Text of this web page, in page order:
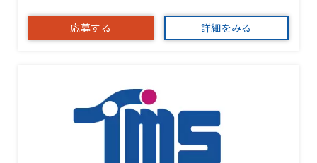
応募する 詳細をみる